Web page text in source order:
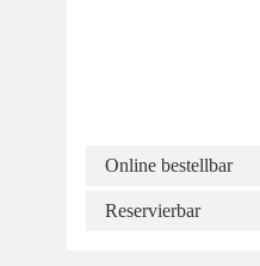
Online bestellbar
Reservierbar